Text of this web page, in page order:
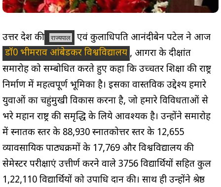
उत्तर प्रदेश की राज्यपाल
एवं कुलाधिपति आनंदीबेन पटेल ने आज
डॉ0 भीमराव आंबेडकर विश्वविद्यालय , आगरा के दीक्षांत
समारोह को सम्बोधित करते हुए कहा कि उच्चतर शिक्षा की राष्ट्र
निर्माण में महत्वपूर्ण भूमिका है। इसका वास्तविक उद्देश्य हमारे
युवाओं का चहुंमुखी विकास करना है, जो हमारे विविधताओं से
भरे महान राष्ट्र की समृद्धि के लिये आवश्यक है। उन्होंने समारोह
में स्नातक स्तर के 88,930 स्नातकोत्तर स्तर के 12,655
व्यावसायिक पाठ्यक्रमों के 17,769 और विश्वविद्यालय की
सेमेस्टर परीक्षाएं उत्तीर्ण करने वाले 3756 विद्यार्थियों सहित कुल
1,22,110 विद्यार्थियों को उपाधि प्रदान की। साथ ही उन्होंने श्रेष्ठ